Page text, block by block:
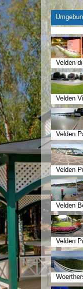
Velden
Velden
Velden
Velden
Velden
Velden